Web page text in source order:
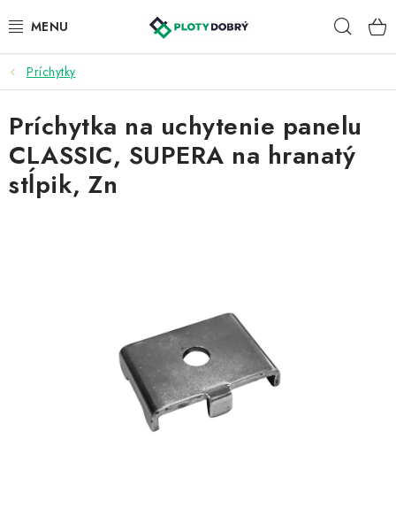
na
PLETIVA A PLOTY
PRÍSLUŠENSTVO
BRÁNY A BRÁNKY
Prepravné a termín doručenia
Obchodné podmienky
Všetko o súboroch cookies
Príchytky
Príchytka na uchytenie panelu
CLASSIC, SUPERA na hranatý
stĺpik, Zn